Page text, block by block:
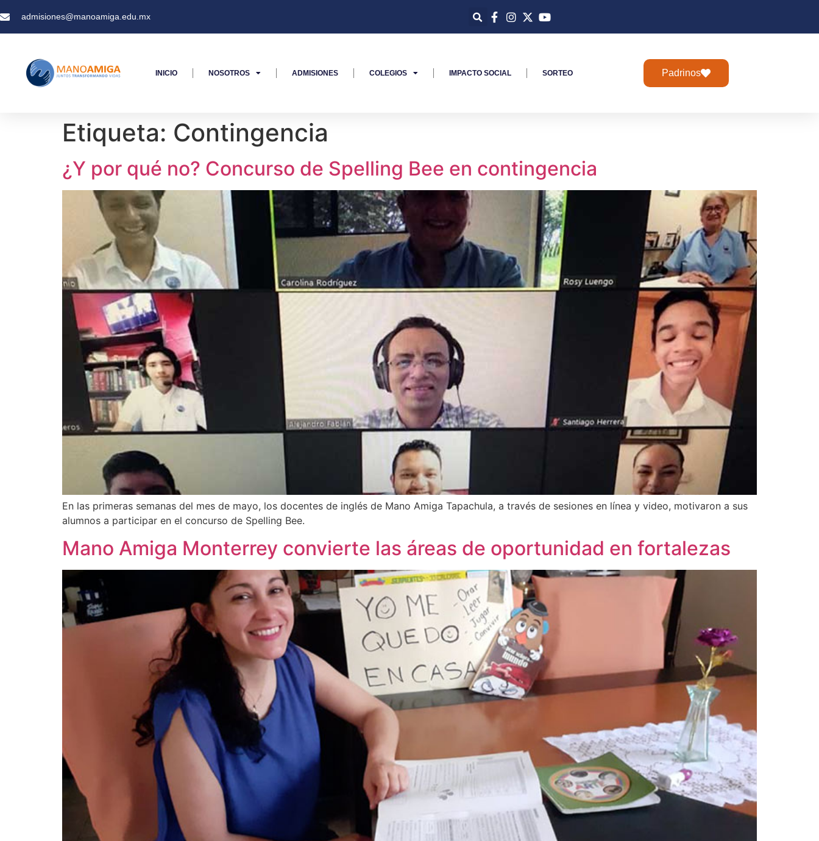
admisiones@manoamiga.edu.mx
INICIO NOSOTROS ADMISIONES COLEGIOS IMPACTO SOCIAL SORTEO Padrinos
Etiqueta: Contingencia
¿Y por qué no? Concurso de Spelling Bee en contingencia
En las primeras semanas del mes de mayo, los docentes de inglés de Mano Amiga Tapachula, a través de sesiones en línea y video, motivaron a sus
alumnos a participar en el concurso de Spelling Bee.
Mano Amiga Monterrey convierte las áreas de oportunidad en fortalezas